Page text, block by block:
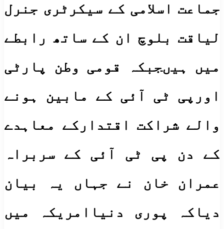
جماعت اسلامی کے سیکرٹری جنرل
لیاقت بلوچ ان کے ساتھ رابطے
میں ہیںجبکہ قومی وطن پارٹی
اورپی ٹی آئی کے مابین ہونے
والے شراکت اقتدارکے معاہدے
کے دن پی ٹی آئی کے سربراہ
عمران خان نے جہاں یہ بیان
دیاکہ پوری دنیاامریکہ میں